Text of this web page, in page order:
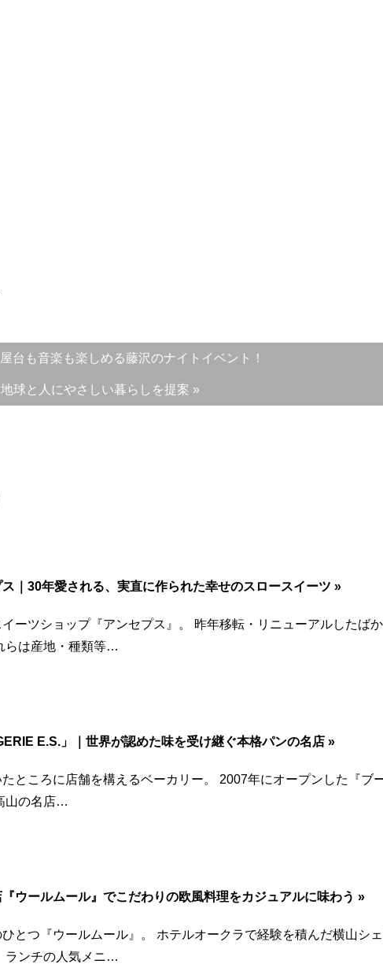
台も音楽も楽しめる藤沢のナイトイベント！
球と人にやさしい暮らしを提案 »
｜30年愛される、実直に作られた幸せのスロースイーツ »
ーツショップ『アンセプス』。 昨年移転・リニューアルしたば
らは産地・種類等…
E.S.」｜世界が認めた味を受け継ぐ本格パンの名店 »
ところに店舗を構えるベーカリー。 2007年にオープンした『ブ
の名店…
ウールムール』でこだわりの欧風料理をカジュアルに味わう »
とつ『ウールムール』。 ホテルオークラで経験を積んだ横山シ
ランチの人気メニ…